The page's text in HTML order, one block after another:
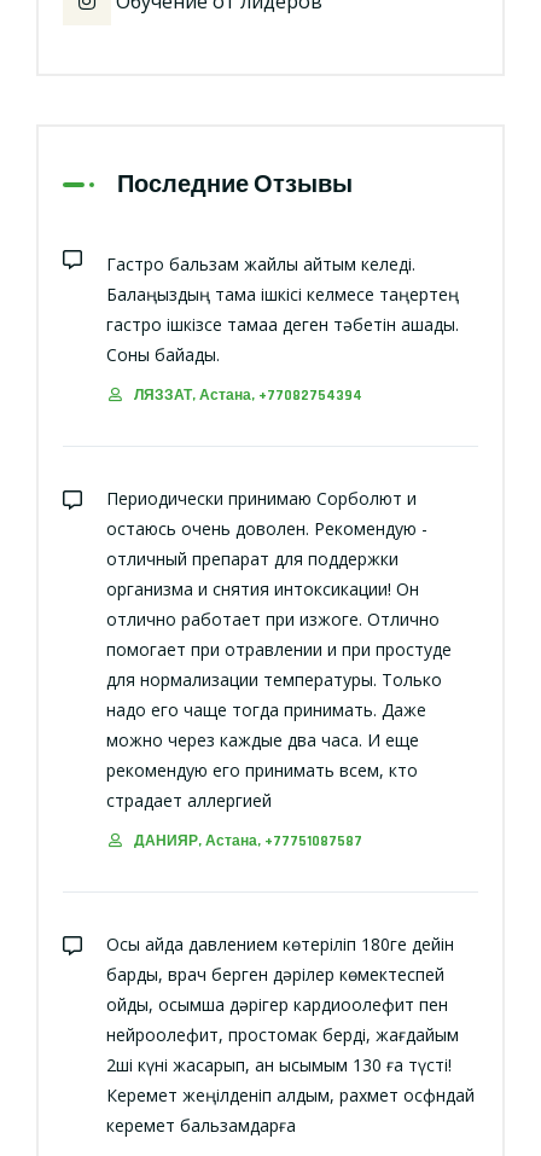
Последние Отзывы
Гастро бальзам жайлы айтқым келеді.
Балаңыздың тамақ ішкісі келмесе таңертең
гастро ішкізсе тамаққа деген тәбетін ашады.
Соны байқадық.
ЛЯЗЗАТ, Астана, +77082754394
Периодически принимаю Сорболют и
остаюсь очень доволен. Рекомендую -
отличный препарат для поддержки
организма и снятия интоксикации! Он
отлично работает при изжоге. Отлично
помогает при отравлении и при простуде
для нормализации температуры. Только
надо его чаще тогда принимать. Даже
можно через каждые два часа. И еще
рекомендую его принимать всем, кто
страдает аллергией
ДАНИЯР, Астана, +77751087587
Осы айда давлением көтеріліп 180ге дейін
барды, врач берген дәрілер көмектеспей
қойды, қосымша дәрігер кардиоолефит пен
нейроолефит, простомак берді, жағдайым
2ші күні жақсарып, қан қысымым 130 ға түсті!
Керемет жеңілденіп қалдым, рахмет осфндай
керемет бальзамдарға